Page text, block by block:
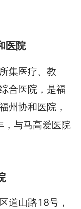
医院
集医疗、教
合医院，是福
州协和医院，
与马高爱医院
道山路18号，